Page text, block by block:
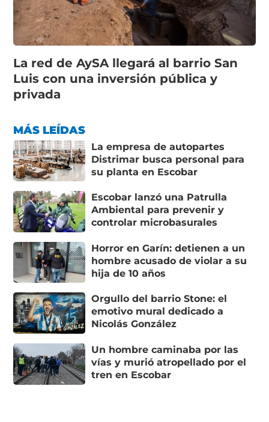
La red de AySA llegará al barrio San
Luis con una inversión pública y
privada
MÁS LEÍDAS
La empresa de autopartes
Distrimar busca personal para
su planta en Escobar
Escobar lanzó una Patrulla
Ambiental para prevenir y
controlar microbasurales
Horror en Garín: detienen a un
hombre acusado de violar a su
hija de 10 años
Orgullo del barrio Stone: el
emotivo mural dedicado a
Nicolás González
Un hombre caminaba por las
vías y murió atropellado por el
tren en Escobar